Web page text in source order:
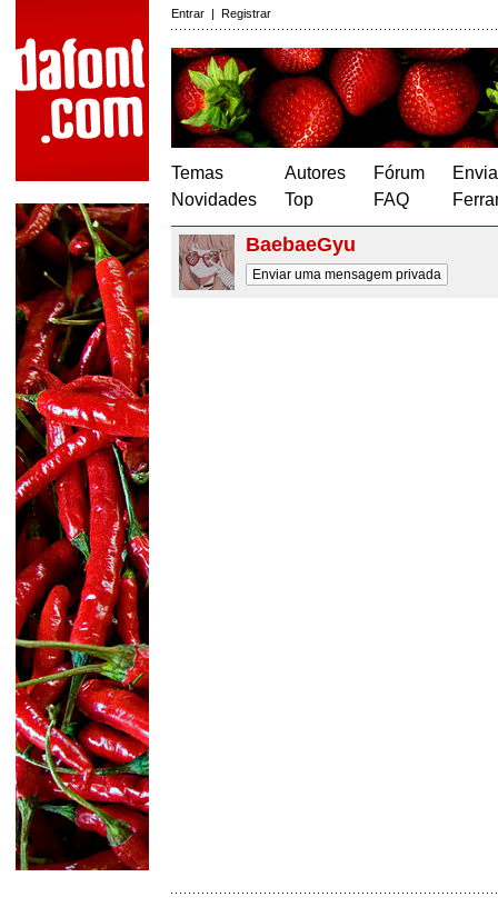
Entrar | Registrar
Temas
Novidades
Autores
Top
Fórum
FAQ
BaebaeGyu
Enviar uma mensagem privada